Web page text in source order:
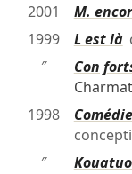
2001
M.
1999
L est là
″
Con
1998
Comédie
″